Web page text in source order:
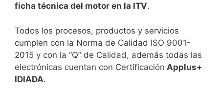
ficha técnica del motor en la ITV.
Todos los procesos, productos y servicios
cumplen con la Norma de Calidad ISO 9001-
2015 y con la “Q” de Calidad, además todas las
electrónicas cuentan con Certificación Applus+
IDIADA.